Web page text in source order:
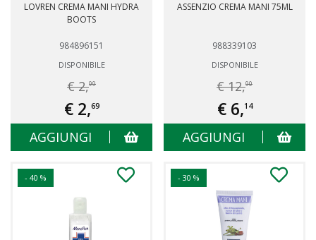
LOVREN CREMA MANI HYDRA
BOOTS
984896151
DISPONIBILE
€ 2,99
€ 2,69
AGGIUNGI
ASSENZIO CREMA MANI 75ML
988339103
DISPONIBILE
€ 12,90
€ 6,14
AGGIUNGI
- 40 % - 30 %